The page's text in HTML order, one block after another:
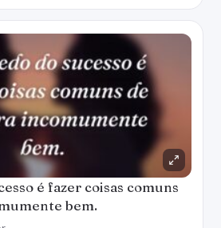
é fazer coisas comuns
bem.